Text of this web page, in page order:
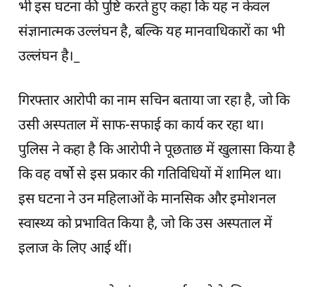
भी इस घटना की पुष्टि करते हुए कहा कि यह न केवल
संज्ञानात्मक उल्लंघन है, बल्कि यह मानवाधिकारों का भी
उल्लंघन है।_
गिरफ्तार आरोपी का नाम सचिन बताया जा रहा है, जो कि
उसी अस्पताल में साफ-सफाई का कार्य कर रहा था।
पुलिस ने कहा है कि आरोपी ने पूछताछ में खुलासा किया है
कि वह वर्षो से इस प्रकार की गतिविधियों में शामिल था।
इस घटना ने उन महिलाओं के मानसिक और इमोशनल
स्वास्थ्य को प्रभावित किया है, जो कि उस अस्पताल में
इलाज के लिए आई थीं।